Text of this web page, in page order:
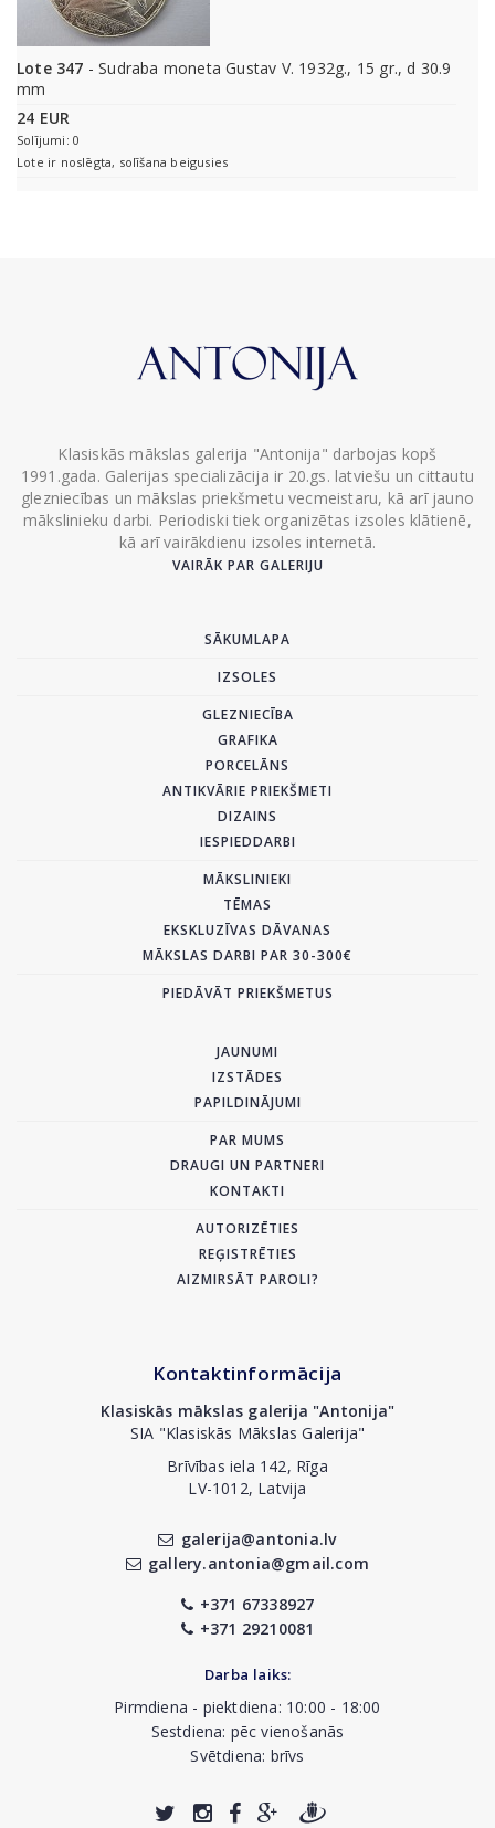
Lote 347 - Sudraba moneta Gustav V. 1932g., 15 gr., d 30.9
mm
24 EUR
Solījumi: 0
Lote ir noslēgta, solīšana beigusies
Klasiskās mākslas galerija "Antonija" darbojas kopš
1991.gada. Galerijas specializācija ir 20.gs. latviešu un cittautu
glezniecības un mākslas priekšmetu vecmeistaru, kā arī jauno
mākslinieku darbi. Periodiski tiek organizētas izsoles klātienē,
kā arī vairākdienu izsoles internetā.
VAIRĀK PAR GALERIJU
SĀKUMLAPA
IZSOLES
GLEZNIECĪBA
GRAFIKA
PORCELĀNS
ANTIKVĀRIE PRIEKŠMETI
DIZAINS
IESPIEDDARBI
MĀKSLINIEKI
TĒMAS
EKSKLUZĪVAS DĀVANAS
MĀKSLAS DARBI PAR 30-300€
PIEDĀVĀT PRIEKŠMETUS
JAUNUMI
IZSTĀDES
PAPILDINĀJUMI
PAR MUMS
DRAUGI UN PARTNERI
KONTAKTI
AUTORIZĒTIES
REĢISTRĒTIES
AIZMIRSĀT PAROLI?
Kontaktinformācija
Klasiskās mākslas galerija "Antonija"
SIA "Klasiskās Mākslas Galerija"
Brīvības iela 142, Rīga
LV-1012, Latvija
galerija@antonia.lv
gallery.antonia@gmail.com
+371 67338927
+371 29210081
Darba laiks:
Pirmdiena - piektdiena: 10:00 - 18:00
Sestdiena: pēc vienošanās
Svētdiena: brīvs